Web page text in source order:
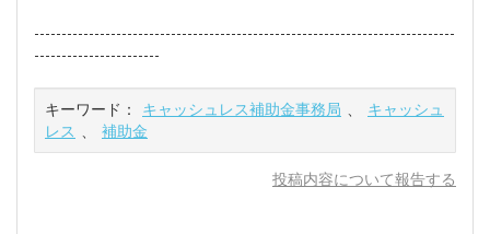
-----------------------------------------------------------------------------
-----------------------
キーワード： キャッシュレス補助金事務局 、
キャッシュ
レス 、 補助金
投稿内容について報告する